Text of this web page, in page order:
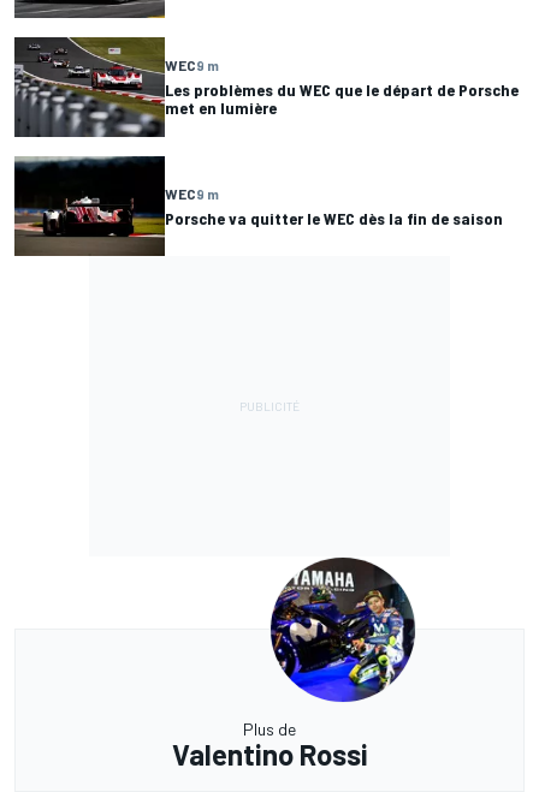
WEC9 m
Les problèmes du WEC que le départ de Porsche
met en lumière
WEC9 m
Porsche va quitter le WEC dès la fin de saison
Plus de
Valentino Rossi